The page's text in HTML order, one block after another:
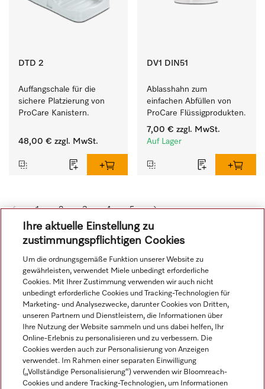
DTD 2
Auffangschale für die
sichere Platzierung von
ProCare Kanistern.
48,00 € zzgl. MwSt.
DV1 DIN51
Ablasshahn zum
einfachen Abfüllen von
ProCare Flüssigprodukten.
7,00 € zzgl. MwSt.
Auf Lager
1 2 3 4 5
Navigation
Service
Ihre aktuelle Einstellung zu
zustimmungspflichtigen Cookies
Um die ordnungsgemäße Funktion unserer Website zu
gewährleisten, verwendet Miele unbedingt erforderliche
Cookies. Mit Ihrer Zustimmung verwenden wir auch nicht
unbedingt erforderliche Cookies und Tracking-Technologien für
Marketing- und Analysezwecke, darunter Cookies von Dritten,
unseren Partnern und Dienstleistern, die Informationen über
Ihre Nutzung der Website sammeln und uns dabei helfen, Ihr
Online-Erlebnis zu personalisieren und zu verbessern. Die
Cookies werden auch zur Personalisierung von Anzeigen
verwendet. Im Rahmen einer separaten Einwilligung
(„Vollständige Personalisierung“) verwenden wir Bloomreach-
Cookies und andere Tracking-Technologien, um Informationen